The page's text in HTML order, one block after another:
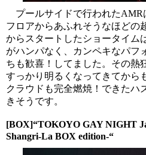
プールサイドで行われたAMR
フロアからあふれそうなほどの
からスタートしたショータイム
がハンパなく、カンペキなパフ
ちも歓喜！してました。その熱
すっかり明るくなってきてから
クラウドも完全燃焼！できたハ
きそうです。
[BOX]“TOKOYO GAY NIGHT
Shangri-La BOX edition-“